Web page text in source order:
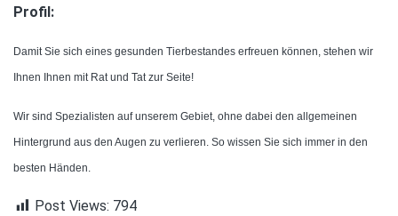
Profil:
Damit Sie sich eines gesunden Tierbestandes erfreuen können, stehen wir
Ihnen Ihnen mit Rat und Tat zur Seite!
Wir sind Spezialisten auf unserem Gebiet, ohne dabei den allgemeinen
Hintergrund aus den Augen zu verlieren. So wissen Sie sich immer in den
besten Händen.
Post Views: 794